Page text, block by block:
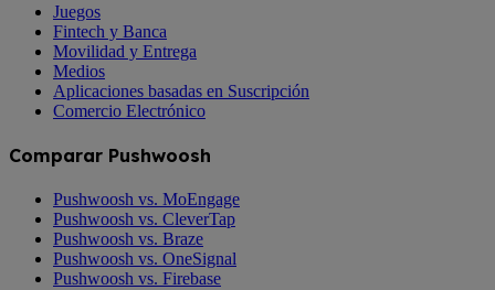
Juegos
Fintech y Banca
Movilidad y Entrega
Medios
Aplicaciones basadas en Suscripción
Comercio Electrónico
Comparar Pushwoosh
Pushwoosh vs. MoEngage
Pushwoosh vs. CleverTap
Pushwoosh vs. Braze
Pushwoosh vs. OneSignal
Pushwoosh vs. Firebase